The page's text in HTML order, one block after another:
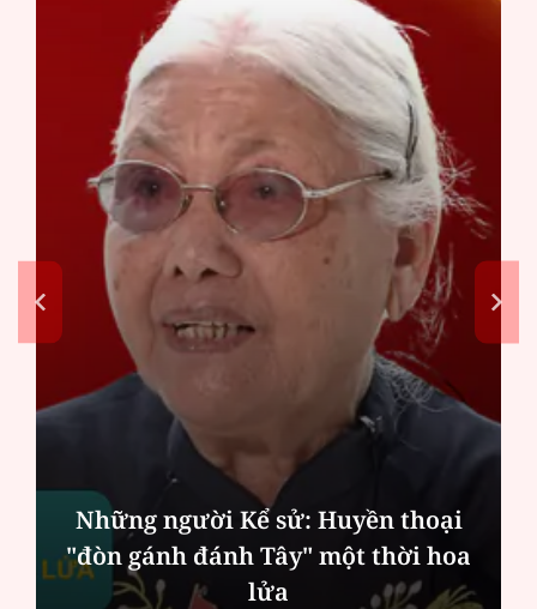
Những người Kể sử: Huyền thoại
"đòn gánh đánh Tây" một thời hoa
lửa